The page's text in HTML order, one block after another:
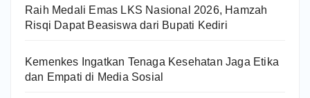
Raih Medali Emas LKS Nasional 2026, Hamzah
Risqi Dapat Beasiswa dari Bupati Kediri
Kemenkes Ingatkan Tenaga Kesehatan Jaga Etika
dan Empati di Media Sosial